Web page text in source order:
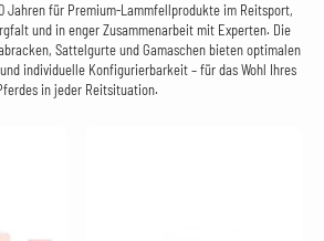
Jahren für Premium-Lammfellprodukte im Reitsport,
und in enger Zusammenarbeit mit Experten. Die
Sattelgurte und Gamaschen bieten optimalen
individuelle Konfigurierbarkeit – für das Wohl Ihres
in jeder Reitsituation.